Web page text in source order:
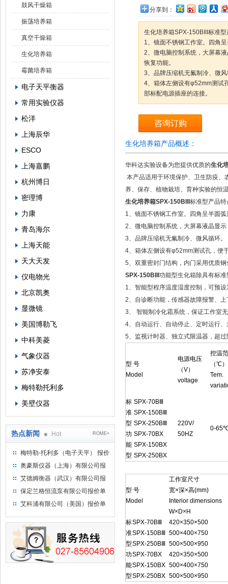
鼓风干燥箱
振荡培养箱
真空干燥箱
生化培养箱
霉菌培养箱
电子天平衡器
常用实验仪器
松洋
上海辰华
ESCO
上海嘉鹏
杭州博日
密理博
力康
青岛海尔
上海天能
天大天发
仪电物光
北京凯奥
显微镜
美国博勒飞
中科美菱
气象仪器
苏净安泰
梅特勒托利多
美壁仪器
热点新闻 Hot ROME+
梅特勒-托利多（电子天平） 报价
单
奥豪斯仪器（上海）有限公司报
价单
艾德姆衡器（武汉）有限公司报
价单
保定兰格恒流泵有限公司报价单
艾科浦有限公司（美国）报价单
分享到：
生化培养箱SPX-150BIII标准
1、镜面不锈钢工作室。四角
2、微电脑控制系统，大屏幕
恢复功能。
3、品牌压缩机无氟制冷、微
4、箱体左侧设有φ52mm测试
部标配电源插座的连接。
咨询订购
生化培养箱产品概述：
华科达实验设备为您提供优质的生化
本产品适用于环境保护、卫生防疫、
养、保存、植物栽培、育种实验的恒
生化培养箱SPX-150BIII 标准型产品特
1、镜面不锈钢工作室。四角呈半圆
2、微电脑控制系统，大屏幕液晶显
3、品牌压缩机无氟制冷、微风循环。
4、箱体左侧设有φ52mm测试孔，便
5、双重密封门结构，内门采用优质
SPX-150BIII 功能型生化箱除具有标
1、智能型程序温度湿度控制，可预
2、自诊断功能，传感器故障报警、
3、 智能制冷化霜系统，保证工作室
4、自动运行、自动停止、定时运行
5、监视计时器、独立式限温器，超
型 号
Model
电源电压
（V）
voltage
控温
（℃）
Tem.
标
准
型
SPX-70BⅢ
220V/
50HZ
0-
SPX-150BⅢ
SPX-250BⅢ
功
能
型
SPX-70BX
SPX-150BX
SPX-250BX
型 号
Model
工作室尺寸
宽×深×高(mm)
Interior dimensions
W×D×H
标
准
型
SPX-70BⅢ
420×350×500
SPX-150BⅢ
500×400×750
SPX-250BⅢ
500×500×950
功
能
型
SPX-70BX
420×350×500
SPX-150BX 500×400×750
SPX-250BX 500×500×950